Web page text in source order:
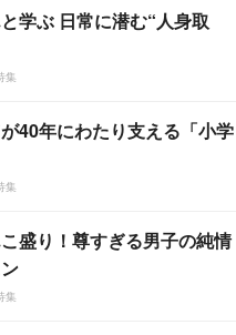
学ぶ 日常に潜む“人身取
集
40年にわたり支える「小学
集
盛り！尊すぎる男子の純情
集